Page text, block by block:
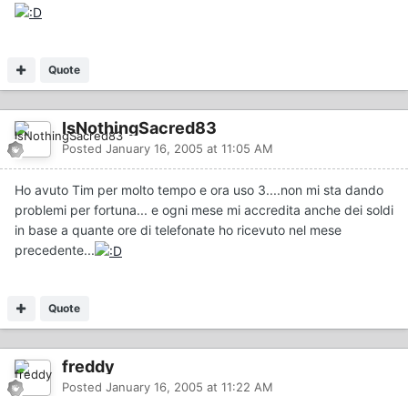
Quote
IsNothingSacred83
Posted January 16, 2005 at 11:05 AM
Ho avuto Tim per molto tempo e ora uso 3....non mi sta dando
problemi per fortuna... e ogni mese mi accredita anche dei soldi
in base a quante ore di telefonate ho ricevuto nel mese
precedente...
Quote
freddy
Posted January 16, 2005 at 11:22 AM